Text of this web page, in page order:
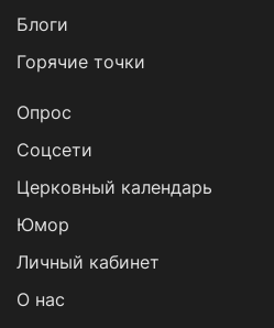
Блоги
Горячие точки
Опрос
Cоцсети
Церковный календарь
Юмор
Личный кабинет
О нас